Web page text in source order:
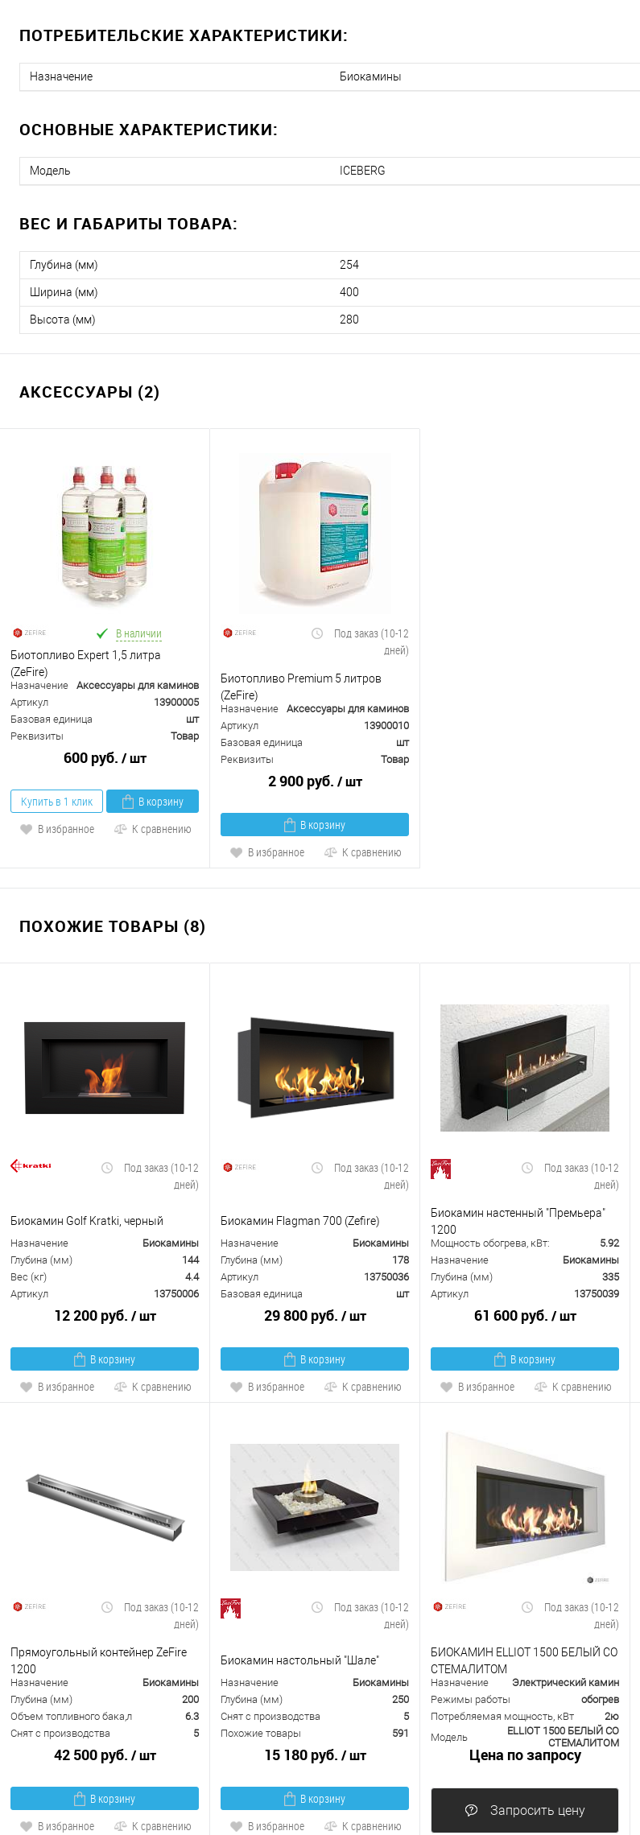
ПОТРЕБИТЕЛЬСКИЕ ХАРАКТЕРИСТИКИ:
Назначение Биокамины
ОСНОВНЫЕ ХАРАКТЕРИСТИКИ:
Модель ICEBERG
ВЕС И ГАБАРИТЫ ТОВАРА:
Глубина (мм) 254
Ширина (мм) 400
Высота (мм) 280
АКСЕССУАРЫ (2)
В наличии
Биотопливо Expert 1,5 литра
(ZeFire)
Назначение
Аксессуары для каминов
Артикул
13900005
Базовая единица
шт
Реквизиты
Товар
600 руб. / шт
Купить в 1 клик
В корзину
В избранное
К сравнению
Под заказ (10-12
дней)
Биотопливо Premium 5 литров
(ZeFire)
Назначение
Аксессуары для каминов
Артикул
13900010
Базовая единица
шт
Реквизиты
Товар
2 900 руб. / шт
В корзину
В избранное
К сравнению
ПОХОЖИЕ ТОВАРЫ (8)
Под заказ (10-12
дней)
Биокамин Golf Kratki, черный
Назначение
Биокамины
Глубина (мм)
144
Вес (кг)
4.4
Артикул
13750006
12 200 руб. / шт
В корзину
В избранное
К сравнению
Под заказ (10-12
дней)
Биокамин Flagman 700 (Zefire)
Назначение
Биокамины
Глубина (мм)
178
Артикул
13750036
Базовая единица
шт
29 800 руб. / шт
В корзину
В избранное
К сравнению
Под заказ (10-12
дней)
Биокамин настенный "Премьера"
1200
Мощность обогрева, кВт:
5.92
Назначение
Биокамины
Глубина (мм)
335
Артикул
13750039
61 600 руб. / шт
В корзину
В избранное
К сравнению
Под заказ (10-12
дней)
Прямоугольный контейнер ZeFire
1200
Назначение
Биокамины
Глубина (мм)
200
Объем топливного бака,л
6.3
Снят с производства
5
42 500 руб. / шт
В корзину
В избранное
К сравнению
Под заказ (10-12
дней)
Биокамин настольный "Шале"
Назначение
Биокамины
Глубина (мм)
250
Снят с производства
5
Похожие товары
591
15 180 руб. / шт
В корзину
В избранное
К сравнению
Под заказ (10-12
дней)
БИОКАМИН ELLIOT 1500 БЕЛЫЙ СО
СТЕМАЛИТОМ
Назначение
Электрический камин
Режимы работы
обогрев
Потребляемая мощность, кВт
2ю
Модель
ELLIOT 1500 БЕЛЫЙ СО
СТЕМАЛИТОМ
Цена по запросу
Запросить цену